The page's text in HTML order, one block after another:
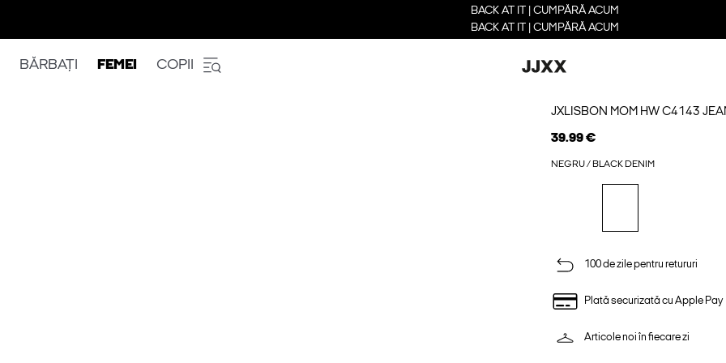
BACK AT IT | CUMPĂRĂ ACUM
BACK AT IT | CUMPĂRĂ ACUM
BĂRBAȚI FEMEI COPII
JXLISBON MOM HW C4143
39.99 €
NEGRU / BLACK DENIM
100 de zile pentru retururi
Plată securizată cu Apple Pay
Articole noi în fiecare zi